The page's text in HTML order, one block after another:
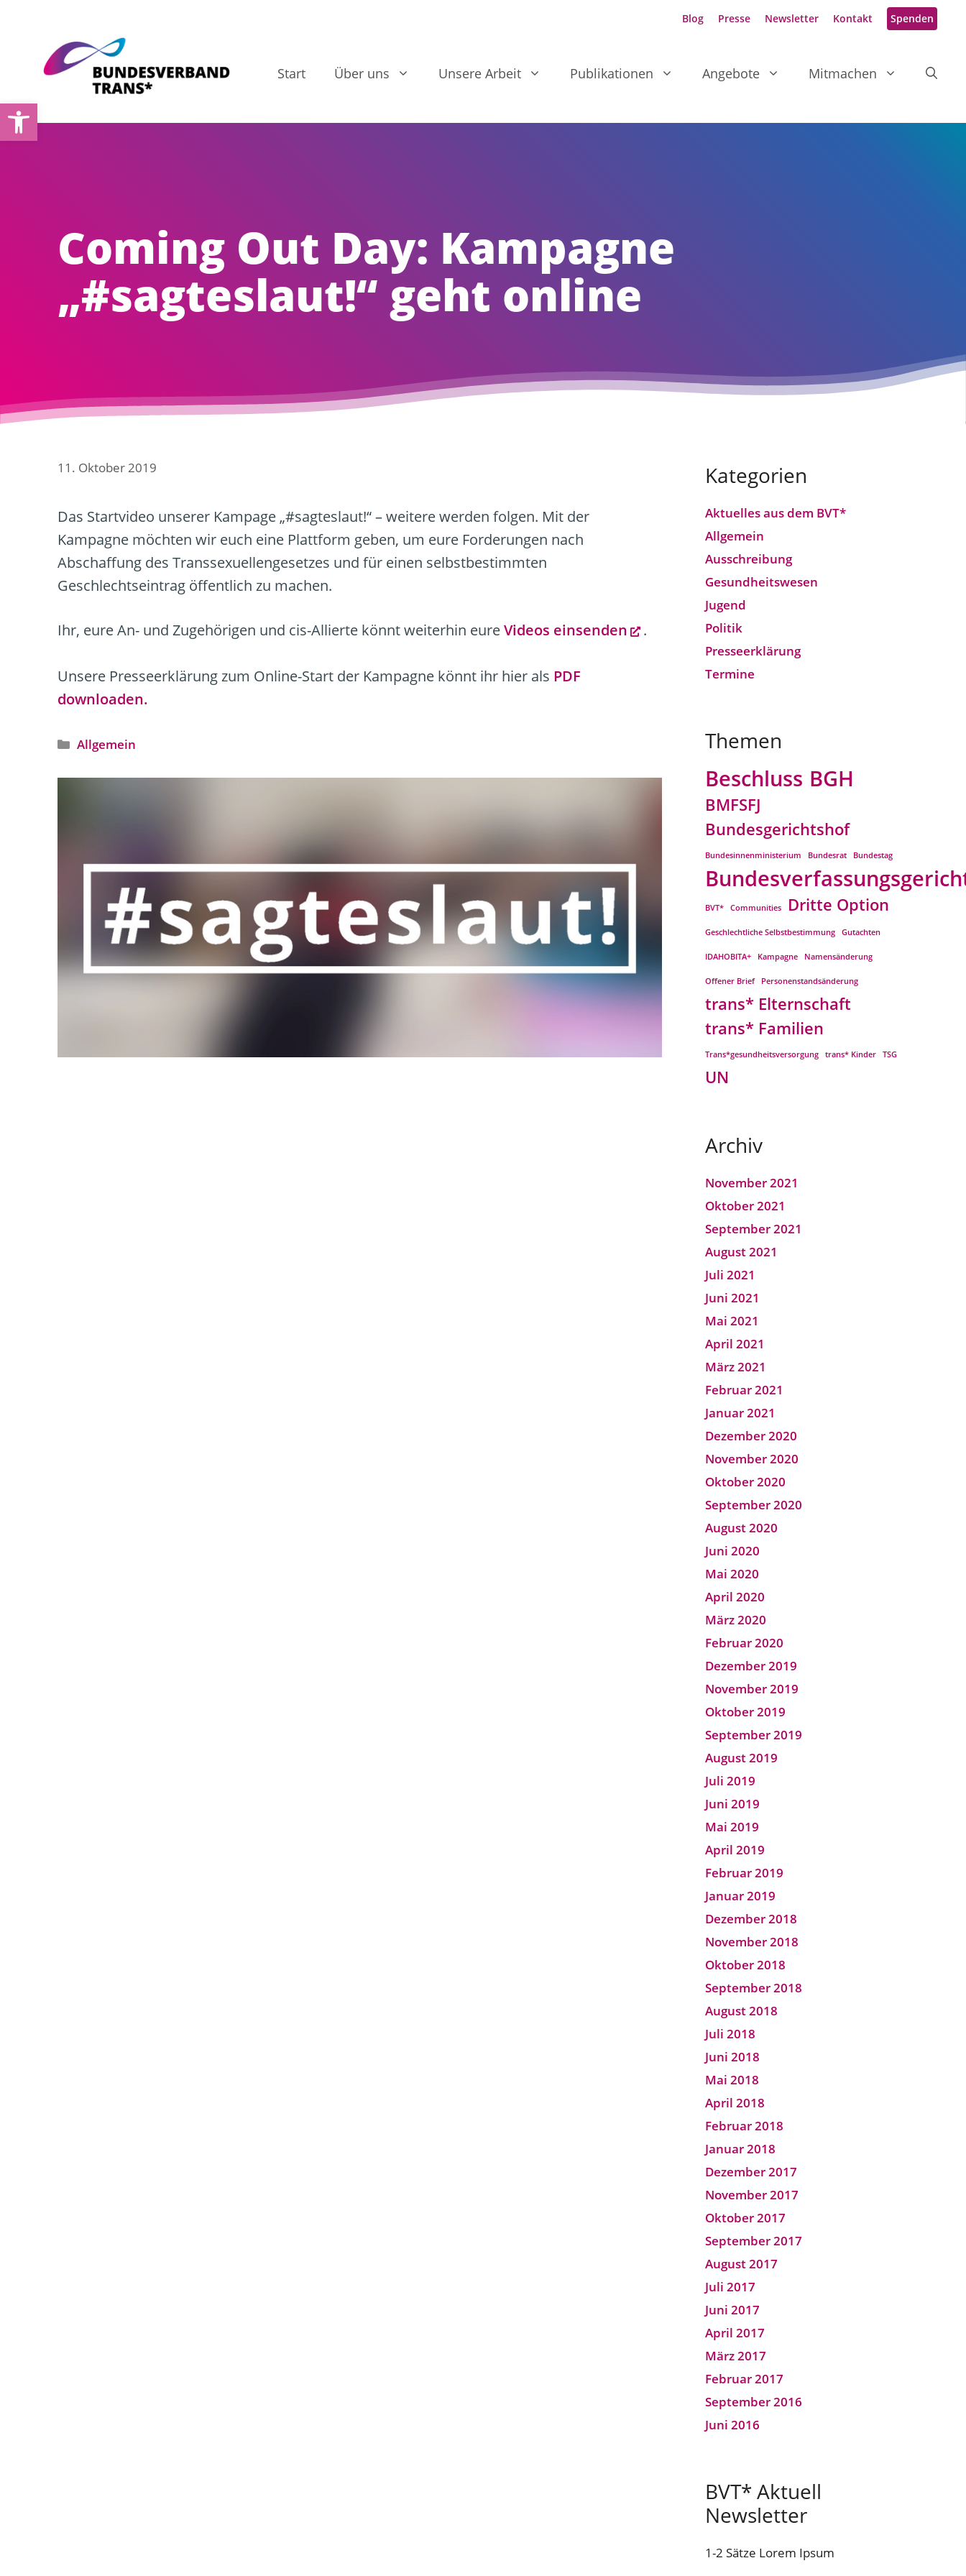
Werkzeugleiste öffnen
springen
Blog Presse Newsletter Kontakt Spenden
Start Über uns Unsere Arbeit Publikationen Angebote Mitmachen
Coming Out Day: Kampagne
„#sagteslaut!“ geht online
11. Oktober 2019
Das Startvideo unserer Kampage „#sagteslaut!“ – weitere werden folgen. Mit der
Kampagne möchten wir euch eine Plattform geben, um eure Forderungen nach
Abschaffung des Transsexuellengesetzes und für einen selbstbestimmten
Geschlechtseintrag öffentlich zu machen.
Ihr, eure An- und Zugehörigen und cis-Allierte könnt weiterhin eureVideos einsenden .
Unsere Presseerklärung zum Online-Start der Kampagne könnt ihr hier als PDF
downloaden.
Kategorien
Allgemein
Kategorien
Aktuelles aus dem BVT*
Allgemein
Ausschreibung
Gesundheitswesen
Jugend
Politik
Presseerklärung
Termine
Themen
Beschluss BGH
BMFSFJ
Bundesgerichtshof
Bundesinnenministerium Bundesrat Bundestag
BVT* Communities Dritte Option
Geschlechtliche Selbstbestimmung Gutachten
IDAHOBITA+ Kampagne Namensänderung
Offener Brief Personenstandsänderung
trans* Elternschaft
trans* Familien
Trans*gesundheitsversorgung trans* Kinder TSG
UN
Archiv
November 2021
Oktober 2021
September 2021
August 2021
Juli 2021
Juni 2021
Mai 2021
April 2021
März 2021
Februar 2021
Januar 2021
Dezember 2020
November 2020
Oktober 2020
September 2020
August 2020
Juni 2020
Mai 2020
April 2020
März 2020
Februar 2020
Dezember 2019
November 2019
Oktober 2019
September 2019
August 2019
Juli 2019
Juni 2019
Mai 2019
April 2019
Februar 2019
Januar 2019
Dezember 2018
November 2018
Oktober 2018
September 2018
August 2018
Juli 2018
Juni 2018
Mai 2018
April 2018
Februar 2018
Januar 2018
Dezember 2017
November 2017
Oktober 2017
September 2017
August 2017
Juli 2017
Juni 2017
April 2017
März 2017
Februar 2017
September 2016
Juni 2016
BVT* Aktuell
Newsletter
1-2 Sätze Lorem Ipsum